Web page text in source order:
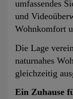
umfassendes
und
Wohnkomfort
Die Lage
naturnahes
gleichzeitig
Ein Zuhause